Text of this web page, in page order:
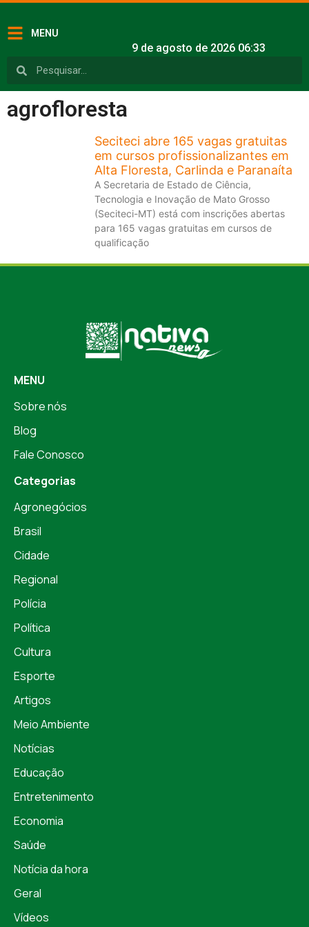
MENU
9 de agosto de 2026 06:33
agrofloresta
Seciteci abre 165 vagas gratuitas
em cursos profissionalizantes em
Alta Floresta, Carlinda e Paranaíta
A Secretaria de Estado de Ciência,
Tecnologia e Inovação de Mato Grosso
(Seciteci-MT) está com inscrições abertas
para 165 vagas gratuitas em cursos de
qualificação
MENU
Sobre nós
Blog
Fale Conosco
Categorias
Agronegócios
Brasil
Cidade
Regional
Polícia
Política
Cultura
Esporte
Artigos
Meio Ambiente
Notícias
Educação
Entretenimento
Economia
Saúde
Notícia da hora
Geral
Vídeos